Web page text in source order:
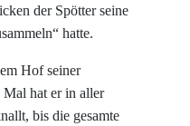
der Spötter seine
hatte.
Hof seiner
Mal hat er in aller
bis die gesamte